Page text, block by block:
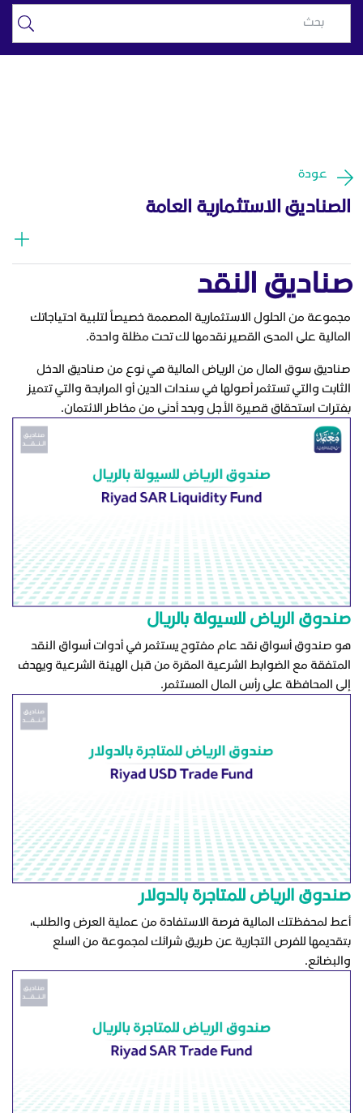
تخطي إلى المحتوى الرئيسي
Money Market Funds | Invest
in Top Money Market Funds |
عودة
الصناديق الاستثمارية العامة
صناديق النقد
مجموعة من الحلول الاستثمارية المصممة خصيصاً لتلبية احتياجاتك
المالية على المدى القصير نقدمها لك تحت مظلة واحدة.
صناديق سوق المال من الرياض المالية هي نوع من صناديق الدخل
الثابت والتي تستثمر أصولها في سندات الدين أو المرابحة والتي تتميز
بفترات استحقاق قصيرة الأجل وبحد أدنى من مخاطر الائتمان.
صندوق الرياض للسيولة بالريال
هو صندوق أسواق نقد عام مفتوح يستثمر في أدوات أسواق النقد
المتفقة مع الضوابط الشرعية المقرة من قبل الهيئة الشرعية ويهدف
إلى المحافظة على رأس المال المستثمر.
صندوق الرياض للمتاجرة بالدولار
أعط لمحفظتك المالية فرصة الاستفادة من عملية العرض والطلب،
بتقديمها للفرص التجارية عن طريق شرائك لمجموعة من السلع
والبضائع.